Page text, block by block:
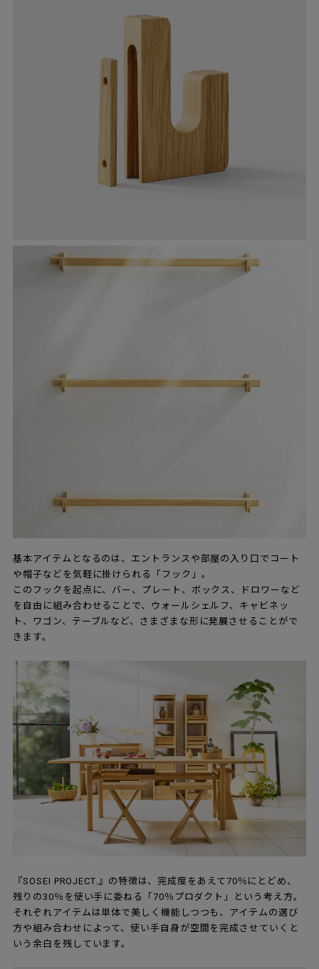
基本アイテムとなるのは、エントランスや部屋の入り口でコート
や帽子などを気軽に掛けられる「フック」。
このフックを起点に、バー、プレート、ボックス、ドロワーなど
を自由に組み合わせることで、ウォールシェルフ、キャビネッ
ト、ワゴン、テーブルなど、さまざまな形に発展させることがで
きます。
『SOSEI PROJECT.』の特徴は、完成度をあえて70％にとどめ、
残りの30％を使い手に委ねる「70％プロダクト」という考え方。
それぞれアイテムは単体で美しく機能しつつも、アイテムの選び
方や組み合わせによって、使い手自身が空間を完成させていくと
いう余白を残しています。